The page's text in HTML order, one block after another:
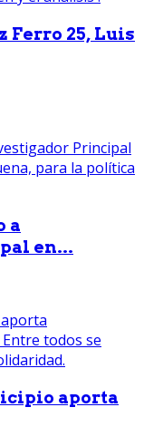
Ferro 25, Luis
a
en...
aporta